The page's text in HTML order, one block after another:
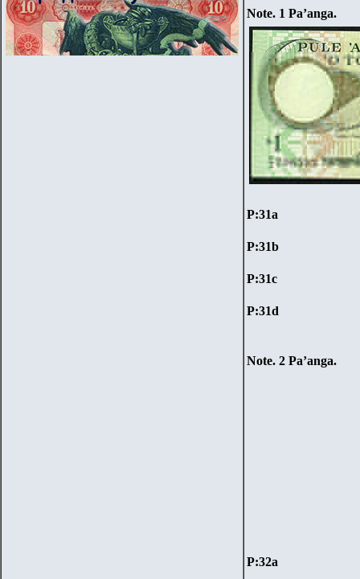
Note. 1 Pa’anga.
P:31a
P:31b
P:31c
P:31d
Note. 2 Pa’anga.
P:32a